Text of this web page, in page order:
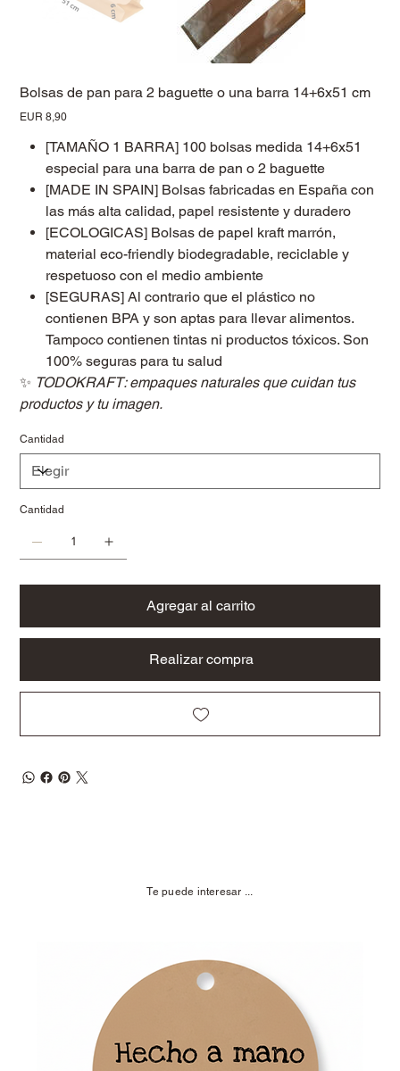
Bolsas de pan para 2 baguette o una barra 14+6x51 cm
Precio
EUR 8,90
[TAMAÑO 1 BARRA] 100 bolsas medida 14+6x51
especial para una barra de pan o 2 baguette
[MADE IN SPAIN] Bolsas fabricadas en España con
las más alta calidad, papel resistente y duradero
[ECOLOGICAS] Bolsas de papel kraft marrón,
material eco-friendly biodegradable, reciclable y
respetuoso con el medio ambiente
[SEGURAS] Al contrario que el plástico no
contienen BPA y son aptas para llevar alimentos.
Tampoco contienen tintas ni productos tóxicos. Son
100% seguras para tu salud
✨ TODOKRAFT: empaques naturales que cuidan tus
productos y tu imagen.
Cantidad
Cantidad
Agregar al carrito
Realizar compra
Te puede interesar ...